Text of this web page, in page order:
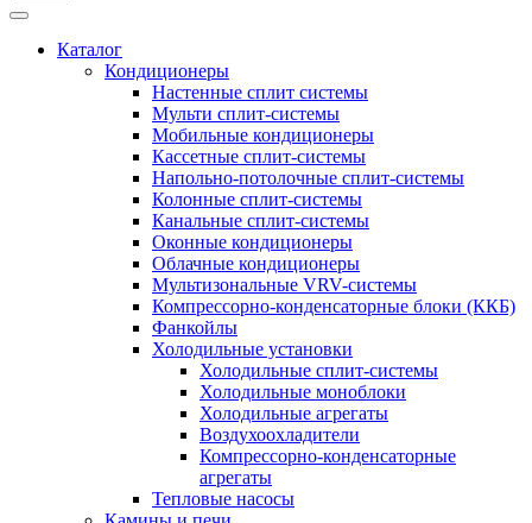
Каталог
Кондиционеры
Настенные сплит системы
Мульти сплит-системы
Мобильные кондиционеры
Кассетные сплит-системы
Напольно-потолочные сплит-системы
Колонные сплит-системы
Канальные сплит-системы
Оконные кондиционеры
Облачные кондиционеры
Мультизональные VRV-системы
Компрессорно-конденсаторные блоки (ККБ)
Фанкойлы
Холодильные установки
Холодильные сплит-системы
Холодильные моноблоки
Холодильные агрегаты
Воздухоохладители
Компрессорно-конденсаторные
агрегаты
Тепловые насосы